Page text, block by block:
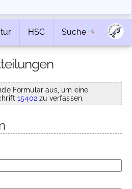
HSC Suche
Formular aus, um eine
15402zu verfassen.